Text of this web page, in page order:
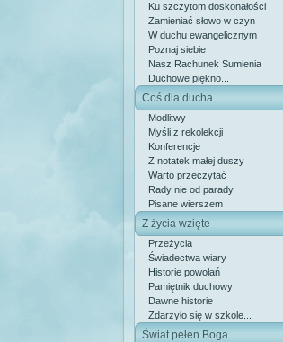
Ku szczytom doskonałości
Zamieniać słowo w czyn
W duchu ewangelicznym
Poznaj siebie
Nasz Rachunek Sumienia
Duchowe piękno...
Coś dla ducha
Modlitwy
Myśli z rekolekcji
Konferencje
Z notatek małej duszy
Warto przeczytać
Rady nie od parady
Pisane wierszem
Z życia wzięte
Przeżycia
Świadectwa wiary
Historie powołań
Pamiętnik duchowy
Dawne historie
Zdarzyło się w szkole...
Świat pełen Boga